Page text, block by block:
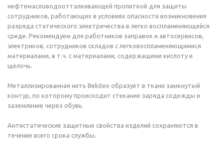
нефтемасловодоотталкивающей пропиткой для защиты
сотрудников, работающих в условиях опасности возникновения
разряда статического электричества в легко воспламеняющейся
среде. Рекомендуем для работников заправок и автосервисов,
электриков, сотрудников складов с легковоспламеняющимися
материалами, в т.ч. с материалами, содержащими кислоту и
щелочь.
Металлизированная нить Bekitex образует в ткани замкнутый
контур, по которому происходит стекание заряда содежды и
заземление через обувь.
Антистатические защитные свойства изделий сохраняются в
течение всего срока службы.